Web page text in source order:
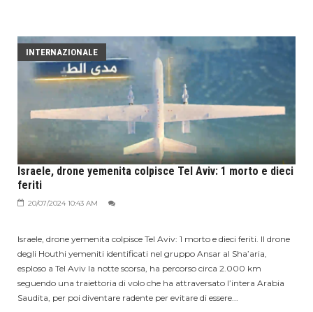
INTERNAZIONALE
Israele, drone yemenita colpisce Tel Aviv: 1 morto e dieci
feriti
20/07/2024 10:43 AM
Israele, drone yemenita colpisce Tel Aviv: 1 morto e dieci feriti. Il drone
degli Houthi yemeniti identificati nel gruppo Ansar al Sha’aria,
esploso a Tel Aviv la notte scorsa, ha percorso circa 2.000 km
seguendo una traiettoria di volo che ha attraversato l’intera Arabia
Saudita, per poi diventare radente per evitare di essere...